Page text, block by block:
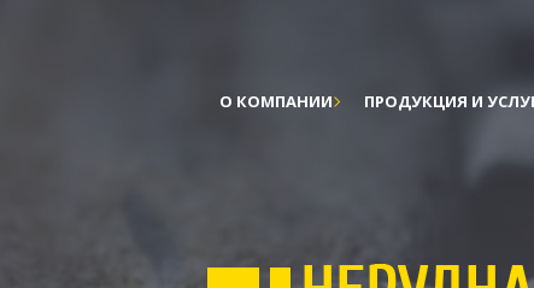
О КОМПАНИИ ПРОДУКЦИЯ И